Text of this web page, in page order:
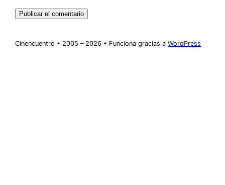
Cinencuentro • 2005 – 2026 • Funciona gracias aWordPress